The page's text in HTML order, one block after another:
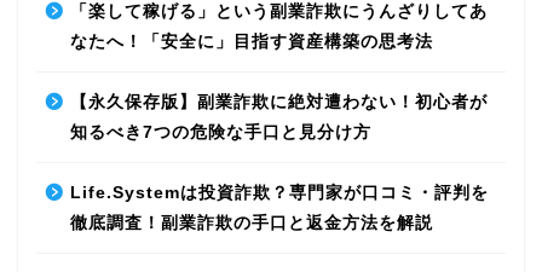
「楽して稼げる」という副業詐欺にうんざりしてあ
なたへ！「安全に」目指す資産構築の思考法
【永久保存版】副業詐欺に絶対遭わない！初心者が
知るべき7つの危険な手口と見分け方
Life.Systemは投資詐欺？専門家が口コミ・評判を
徹底調査！副業詐欺の手口と返金方法を解説